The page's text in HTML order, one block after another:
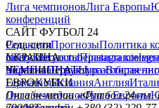
Лига чемпионовЛига Европы
конференций
САЙТ ФУТБОЛ 24
РедакцияПрогнозыПолитика
сайтуКонтактыПравила
политикаСтруктура
Соц. сети
facebookxyoutubeinstagram
УКРАИНА
УкраинаПервая лигаВторая
ЧЕМПИОНАТЫ
ГерманияИспанияАнглия
ЕВРОКУБКИ
Лига чемпионовЛига Европы
Онлайн-медиа «Футбол 24»пл.